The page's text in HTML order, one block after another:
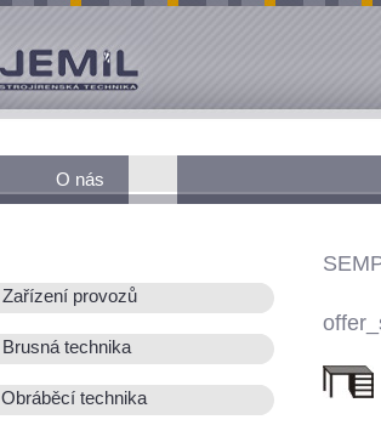
O nás
Zařízení provozů
Brusná technika
Obráběcí technika